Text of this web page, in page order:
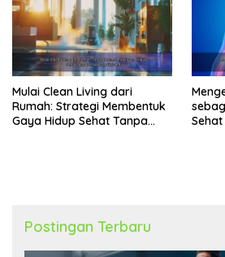
Mulai Clean Living dari
Rumah: Strategi Membentuk
Gaya Hidup Sehat Tanpa
Postingan Terbaru